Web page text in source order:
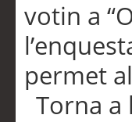
votin a
permet
Torna a